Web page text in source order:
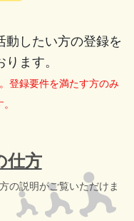
動したい方の登録を
ます。
登録要件を満たす方のみ
仕方
の説明がご覧いただけま